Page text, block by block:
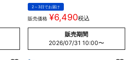
2～3日でお届け
販売価格 ¥6,490税込
販売期間
2026/07/31 10:00〜